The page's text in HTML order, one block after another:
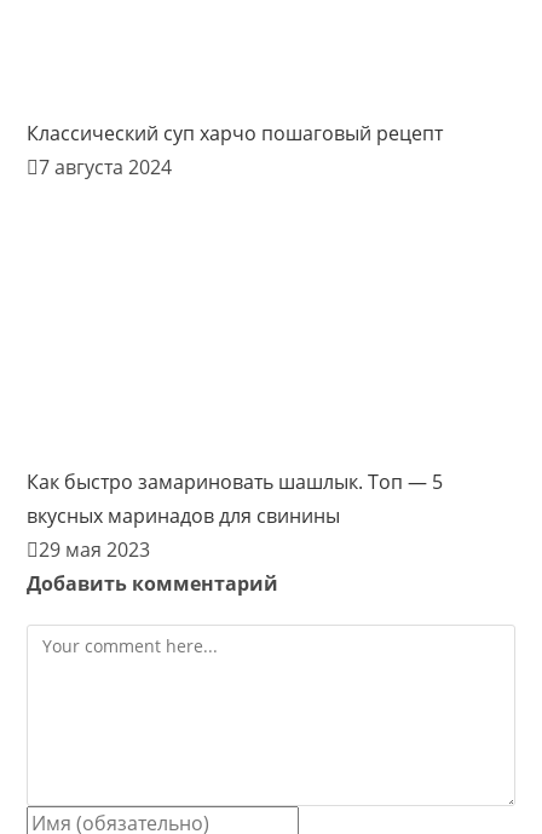
Классический суп харчо пошаговый рецепт
7 августа 2024
Как быстро замариновать шашлык. Топ — 5
вкусных маринадов для свинины
29 мая 2023
Добавить комментарий
Comment
Enter